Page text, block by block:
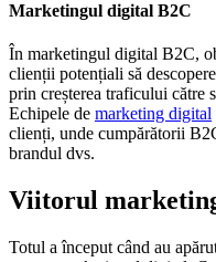
Marketingul digital B2C
În marketingul digital B2C,
clienții potențiali să
prin creșterea traficului
Echipele de marketing digital
clienți, unde cumpărătorii
brandul dvs.
Viitorul
Totul a început când au